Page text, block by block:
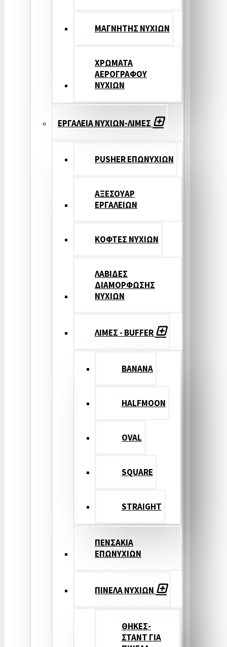
ΜΑΓΝΗΤΗΣ ΝΥΧΙΩΝ
ΧΡΩΜΑΤΑ
ΑΕΡΟΓΡΑΦΟΥ
ΝΥΧΙΩΝ
ΕΡΓΑΛΕΙΑ ΝΥΧΙΩΝ-ΛΙΜΕΣ
PUSHER ΕΠΩΝΥΧΙΩΝ
ΑΞΕΣΟΥΑΡ
ΕΡΓΑΛΕΙΩΝ
ΚΟΦΤΕΣ ΝΥΧΙΩΝ
ΛΑΒΙΔΕΣ
ΔΙΑΜΟΡΦΩΣΗΣ
ΝΥΧΙΩΝ
ΛΙΜΕΣ - BUFFER
BANANA
HALFMOON
OVAL
SQUARE
STRAIGHT
ΠΕΝΣΑΚΙΑ
ΕΠΩΝΥΧΙΩΝ
ΠΙΝΕΛΑ ΝΥΧΙΩΝ
ΘΗΚΕΣ-
ΣΤΑΝΤ ΓΙΑ